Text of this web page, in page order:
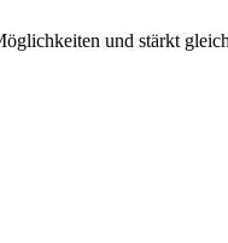
und stärkt